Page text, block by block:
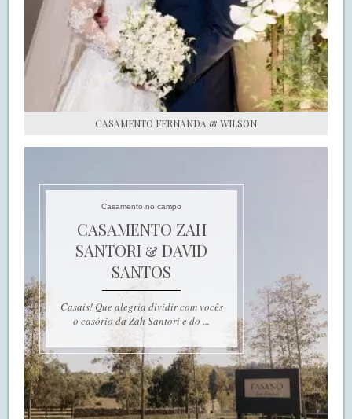
CASAMENTO FERNANDA & WILSON
Casamento no campo
CASAMENTO ZAH
SANTORI & DAVID
SANTOS
Casais! Que alegria dividir com vocês
o casório da Zah Santori e do ...